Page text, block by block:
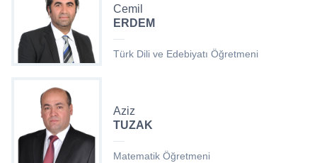
Cemil
ERDEM
Türk Dili ve Edebiyatı Öğretmeni
Aziz
TUZAK
Matematik Öğretmeni